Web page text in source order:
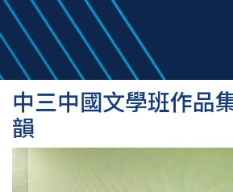
中三中國文學班作品
韻